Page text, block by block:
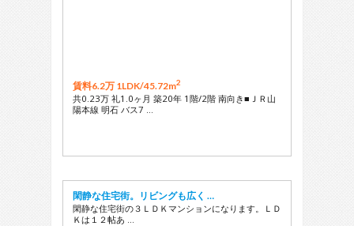
賃料6.2万 1LDK/45.72m2
共0.23万 礼1.0ヶ月 築20年 1階/2階 南向き■ＪＲ山
陽本線 明石 バス7 …
閑静な住宅街。リビングも広く …
閑静な住宅街の３ＬＤＫマンションになります。ＬＤ
Ｋは１２帖あ …